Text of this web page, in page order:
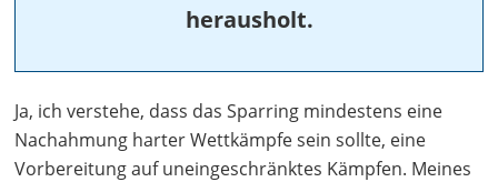
herausholt.
Ja, ich verstehe, dass das Sparring mindestens eine
Nachahmung harter Wettkämpfe sein sollte, eine
Vorbereitung auf uneingeschränktes Kämpfen. Meines